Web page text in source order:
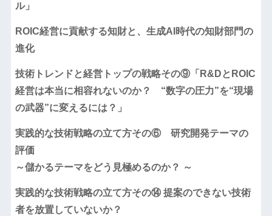
ル」
ROIC経営に貢献する知財と、生成AI時代の知財部門の
進化
技術トレンドと経営トップの戦略その⑨「R&DとROIC
経営は本当に相容れないのか？ “数字の圧力”を“現場
の武器”に変えるには？」
実践的な技術戦略の立て方その⑥ 研究開発テーマの
評価
～儲かるテーマをどう見極めるのか？ ～
実践的な技術戦略の立て方その⑭ 提案のできない技術
者を放置していないか？